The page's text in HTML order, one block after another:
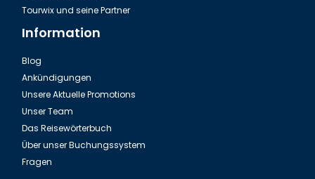
Tourwix und seine Partner
Information
Blog
Ankündigungen
Unsere Aktuelle Promotions
Unser Team
Das Reisewörterbuch
Über unser Buchungssystem
Fragen